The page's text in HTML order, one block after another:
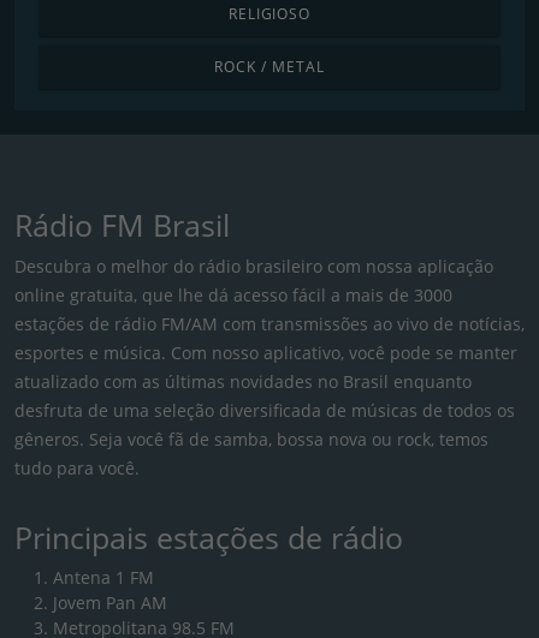
RELIGIOSO
ROCK / METAL
Rádio FM Brasil
Descubra o melhor do rádio brasileiro com nossa aplicação
online gratuita, que lhe dá acesso fácil a mais de 3000
estações de rádio FM/AM com transmissões ao vivo de notícias,
esportes e música. Com nosso aplicativo, você pode se manter
atualizado com as últimas novidades no Brasil enquanto
desfruta de uma seleção diversificada de músicas de todos os
gêneros. Seja você fã de samba, bossa nova ou rock, temos
tudo para você.
Principais estações de rádio
Antena 1 FM
Jovem Pan AM
Metropolitana 98.5 FM